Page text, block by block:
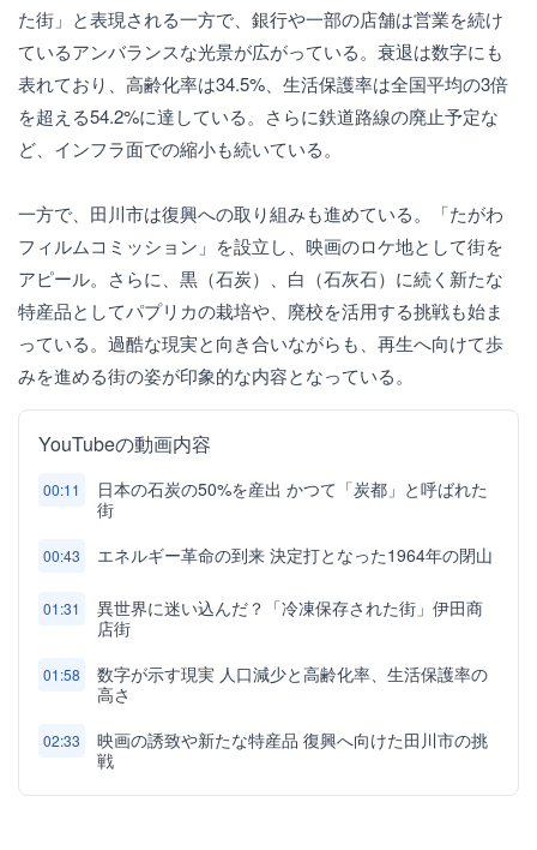
た街」と表現される一方で、銀行や一部の店舗は営業を続け
ているアンバランスな光景が広がっている。衰退は数字にも
表れており、高齢化率は34.5%、生活保護率は全国平均の3倍
を超える54.2%に達している。さらに鉄道路線の廃止予定な
ど、インフラ面での縮小も続いている。
一方で、田川市は復興への取り組みも進めている。「たがわ
フィルムコミッション」を設立し、映画のロケ地として街を
アピール。さらに、黒（石炭）、白（石灰石）に続く新たな
特産品としてパプリカの栽培や、廃校を活用する挑戦も始ま
っている。過酷な現実と向き合いながらも、再生へ向けて歩
みを進める街の姿が印象的な内容となっている。
YouTubeの動画内容
00:11
日本の石炭の50%を産出 かつて「炭都」と呼ばれた
街
00:43 エネルギー革命の到来 決定打となった1964年の閉山
01:31
異世界に迷い込んだ？「冷凍保存された街」伊田商
店街
01:58
数字が示す現実 人口減少と高齢化率、生活保護率の
高さ
02:33
映画の誘致や新たな特産品 復興へ向けた田川市の挑
戦